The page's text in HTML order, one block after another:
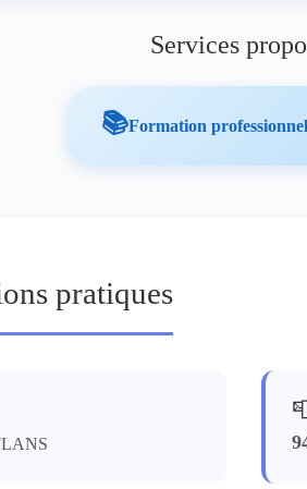
Services
📚Formation
pratiques